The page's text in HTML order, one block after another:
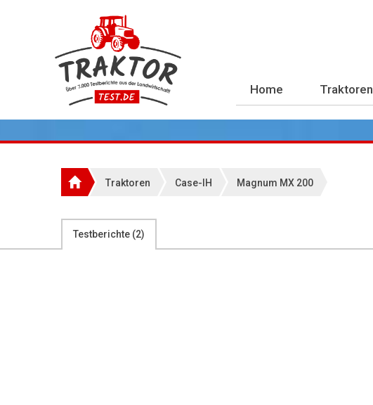
Home Traktoren
Traktoren Case-IH Magnum MX 200
Testberichte (2)